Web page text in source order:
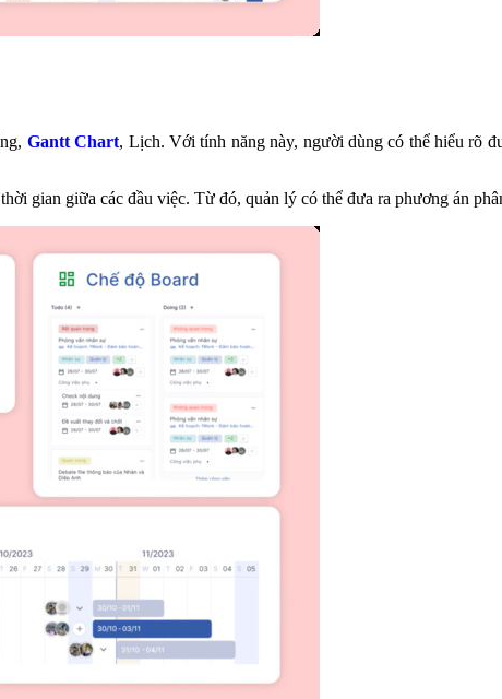
Gantt Chart, Lịch. Với tính năng này, người dùng có thể hiểu rõ
gian giữa các đầu việc. Từ đó, quản lý có thể đưa ra phương án